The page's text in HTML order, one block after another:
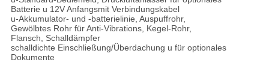
Batterie u 12V Anfangsmit Verbindungskabel
u-Akkumulator- und -batterielinie, Auspuffrohr,
Gewölbtes Rohr für Anti-Vibrations, Kegel-Rohr,
Flansch, Schalldämpfer
schalldichte Einschließung/Überdachung u für optionales
Dokumente